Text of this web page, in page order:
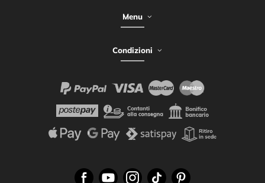
Menu
Condizioni